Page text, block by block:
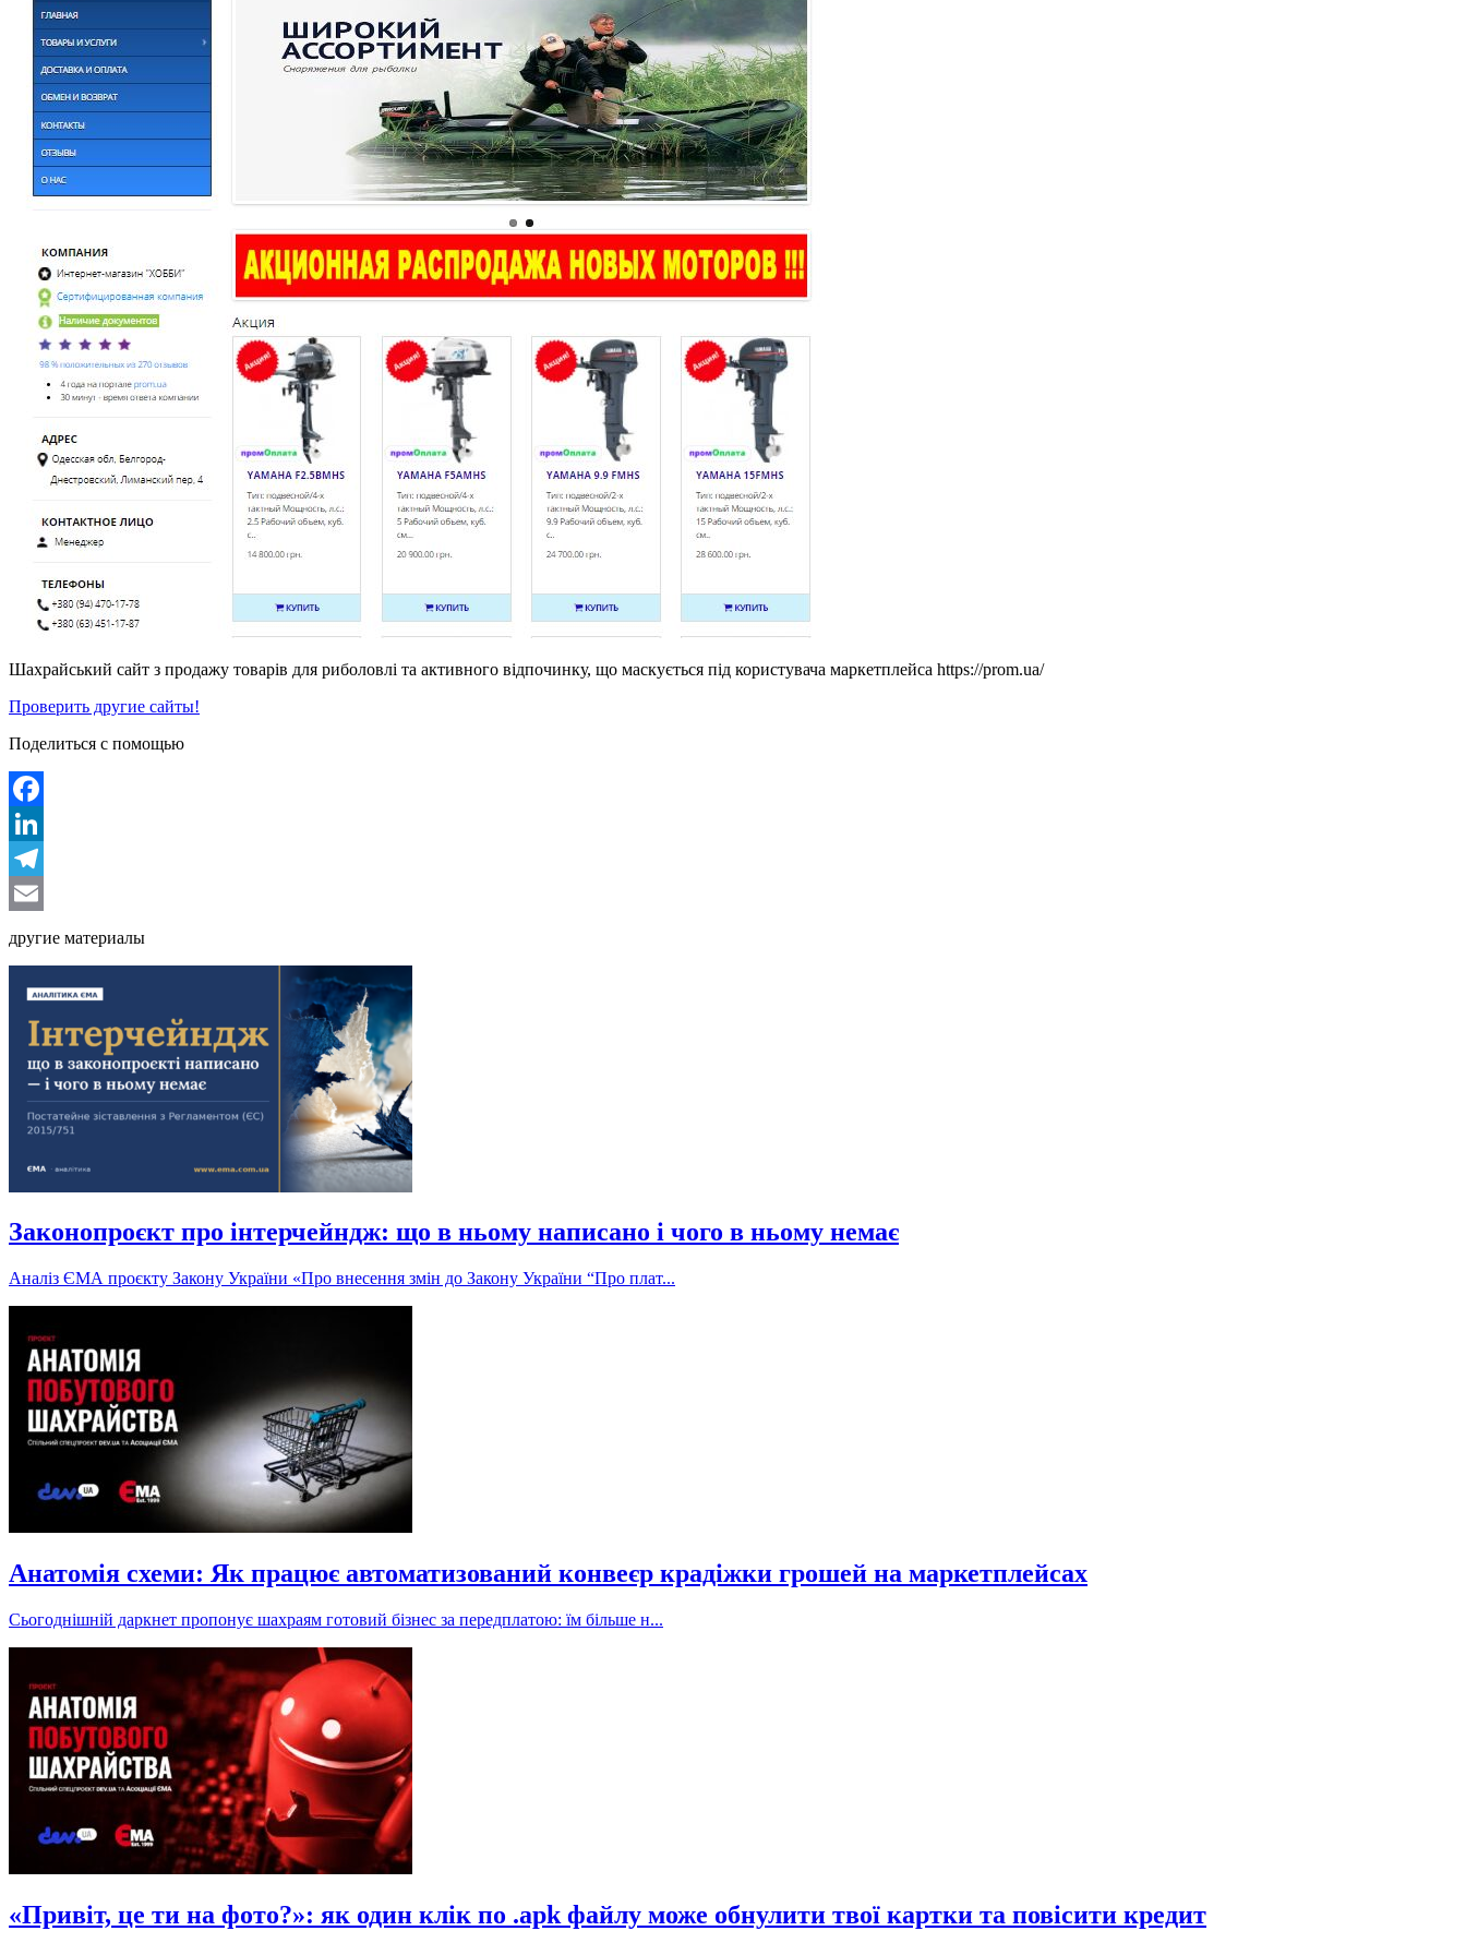
Шахрайський сайт з продажу товарів для риболовлі та активного відпочинку, що маскується під користувача маркетплейса https://prom.ua/
Проверить другие сайты!
Поделиться с помощью
Facebook
LinkedIn
Telegram
другие материалы
Законопроєкт про інтерчейндж: що в ньому написано і чого в ньому немає
Аналіз ЄМА проєкту Закону України «Про внесення змін до Закону України “Про плат...
Анатомія схеми: Як працює автоматизований конвеєр крадіжки грошей на маркетплейсах
Сьогоднішній даркнет пропонує шахраям готовий бізнес за передплатою: їм більше н...
«Привіт, це ти на фото?»: як один клік по .apk файлу може обнулити твої картки та повісити кредит